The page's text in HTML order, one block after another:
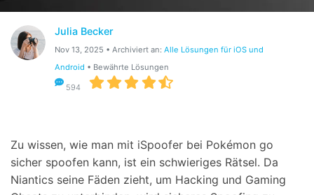
Suchen
Julia Becker
Nov 13, 2025 • Archiviert an: Alle Lösungen für iOS und
Android • Bewährte Lösungen
594
Zu wissen, wie man mit iSpoofer bei Pokémon go
sicher spoofen kann, ist ein schwieriges Rätsel. Da
Niantics seine Fäden zieht, um Hacking und Gaming